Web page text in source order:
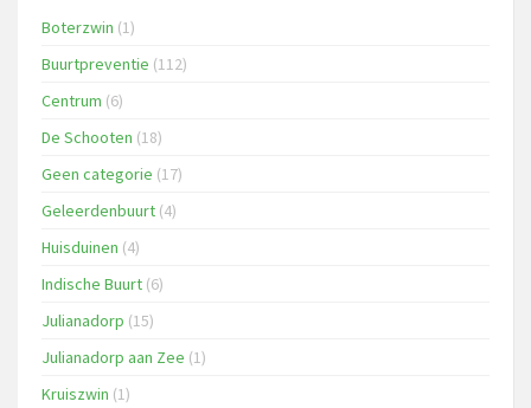
Boterzwin (1)
Buurtpreventie (112)
Centrum (6)
De Schooten (18)
Geen categorie (17)
Geleerdenbuurt (4)
Huisduinen (4)
Indische Buurt (6)
Julianadorp (15)
Julianadorp aan Zee (1)
Kruiszwin (1)